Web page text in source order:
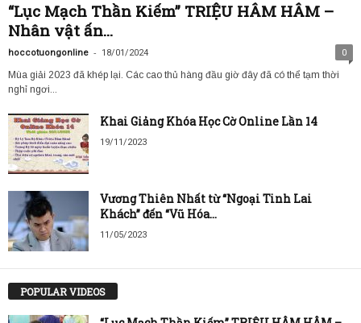
“Lục Mạch Thần Kiếm” TRIỆU HÂM HÂM –
Nhân vật ấn...
hoccotuongonline - 18/01/2024 0
Mùa giải 2023 đã khép lại. Các cao thủ hàng đầu giờ đây đã có thể tạm thời
nghỉ ngơi...
Khai Giảng Khóa Học Cờ Online Lần 14
19/11/2023
Vương Thiên Nhất từ “Ngoại Tinh Lai
Khách” đến “Vũ Hóa...
11/05/2023
POPULAR VIDEOS